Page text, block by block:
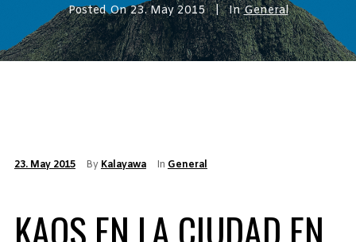
Posted On23. May 2015 InGeneral
23. May 2015 By Kalayawa In General
KAOS EN LA CIUDAD EN